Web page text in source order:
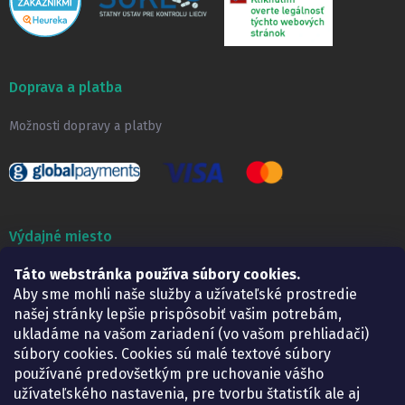
Táto webstránka používa súbory cookies.
Aby sme mohli naše služby a užívateľské prostredie
našej stránky lepšie prispôsobiť vašim potrebám,
ukladáme na vašom zariadení (vo vašom prehliadači)
súbory cookies. Cookies sú malé textové súbory
používané predovšetkým pre uchovanie vášho
užívateľského nastavenia, pre tvorbu štatistík ale aj
Doprava a platba
Možnosti dopravy a platby
Výdajné miesto
Lekáreň ADONAI
Košice – Smetanova 2
Pondelok:
07.30 – 15.30 h.
Utorok:
07.30 – 16.00 h.
Streda:
07.30 – 16.00 h.
Štvrtok:
07.30 – 15.30 h.
Piatok:
07.30 – 15.30 h.